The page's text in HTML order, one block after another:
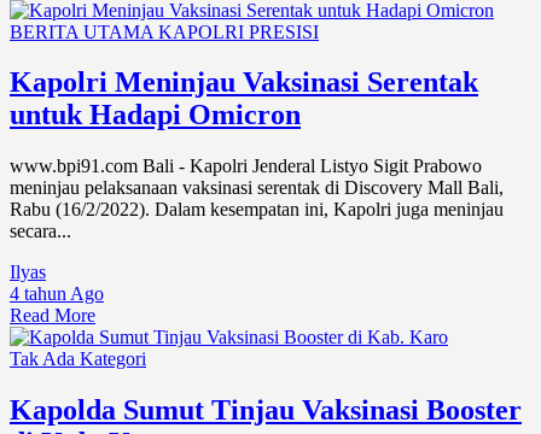
BERITA UTAMA KAPOLRI PRESISI
Kapolri Meninjau Vaksinasi Serentak
untuk Hadapi Omicron
www.bpi91.com Bali - Kapolri Jenderal Listyo Sigit Prabowo
meninjau pelaksanaan vaksinasi serentak di Discovery Mall Bali,
Rabu (16/2/2022). Dalam kesempatan ini, Kapolri juga meninjau
secara...
Ilyas
4 tahun Ago
Read More
Tak Ada Kategori
Kapolda Sumut Tinjau Vaksinasi Booster